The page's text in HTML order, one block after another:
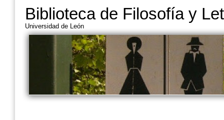
Biblioteca de Filosofía y
Universidad de León